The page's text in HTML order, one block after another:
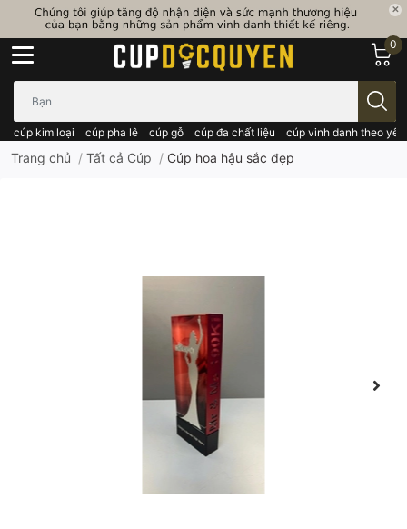
cúp kim loại cúp pha lê cúp gỗ cúp đa chất liệu cúp vinh danh theo
0
Trang chủ / Tất cả Cúp / Cúp hoa hậu sắc đẹp